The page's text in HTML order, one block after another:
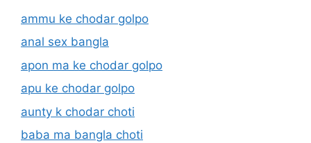
ammu ke chodar golpo
anal sex bangla
apon ma ke chodar golpo
apu ke chodar golpo
aunty k chodar choti
baba ma bangla choti